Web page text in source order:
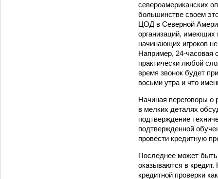
североамериканских
большинстве своем
ЦОД в Северной
организаций, имеющих
начинающих игроков
Например, 24‑часовая
практически любой
время звонок будет
восьми утра и что
Начиная переговоры о
в мелких деталях
подтверждение
подтвержденной
провести кредитную
Последнее может быть
оказываются в
кредитной проверки